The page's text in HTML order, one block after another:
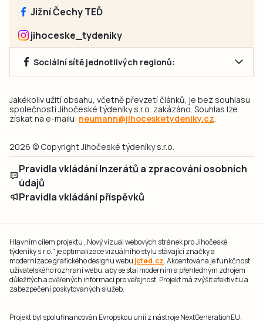
Jižní Čechy TEĎ
jihoceske_tydeniky
Sociální sítě jednotlivých regionů:
Jakékoliv užití obsahu, včetně převzetí článků, je bez souhlasu
společnosti Jihočeské týdeníky s.r.o. zakázáno. Souhlas lze
získat na e-mailu: neumann@jihocesketydeniky.cz.
2026 © Copyright Jihočeské týdeníky s.r.o.
Pravidla vkládání Inzerátů a zpracování osobních
údajů
Pravidla vkládání příspěvků
Hlavním cílem projektu „Nový vizuál webových stránek pro Jihočeské
týdeníky s.r.o." je optimalizace vizuálního stylu stávající značky a
modernizace grafického designu webu jcted.cz. Akcentována je funkčnost
uživatelského rozhraní webu, aby se stal moderním a přehledným zdrojem
důležitých a ověřených informací pro veřejnost. Projekt má zvýšit efektivitu a
zabezpečení poskytovaných služeb.
Projekt byl spolufinancován Evropskou unií z nástroje NextGenerationEU.